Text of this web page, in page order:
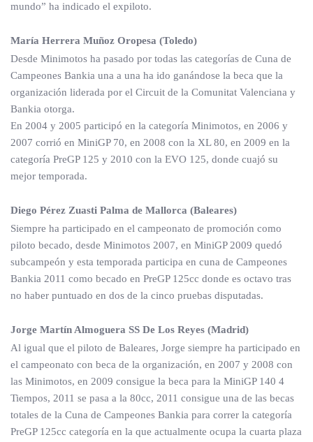
mundo” ha indicado el expiloto.
María Herrera Muñoz Oropesa (Toledo)
Desde Minimotos ha pasado por todas las categorías de Cuna de
Campeones Bankia una a una ha ido ganándose la beca que la
organización liderada por el Circuit de la Comunitat Valenciana y
Bankia otorga.
En 2004 y 2005 participó en la categoría Minimotos, en 2006 y
2007 corrió en MiniGP 70, en 2008 con la XL 80, en 2009 en la
categoría PreGP 125 y 2010 con la EVO 125, donde cuajó su
mejor temporada.
Diego Pérez Zuasti Palma de Mallorca (Baleares)
Siempre ha participado en el campeonato de promoción como
piloto becado, desde Minimotos 2007, en MiniGP 2009 quedó
subcampeón y esta temporada participa en cuna de Campeones
Bankia 2011 como becado en PreGP 125cc donde es octavo tras
no haber puntuado en dos de la cinco pruebas disputadas.
Jorge Martín Almoguera SS De Los Reyes (Madrid)
Al igual que el piloto de Baleares, Jorge siempre ha participado en
el campeonato con beca de la organización, en 2007 y 2008 con
las Minimotos, en 2009 consigue la beca para la MiniGP 140 4
Tiempos, 2011 se pasa a la 80cc, 2011 consigue una de las becas
totales de la Cuna de Campeones Bankia para correr la categoría
PreGP 125cc categoría en la que actualmente ocupa la cuarta plaza